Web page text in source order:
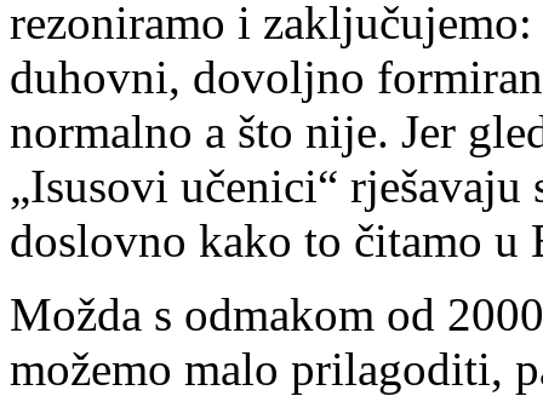
rezoniramo i
duhovni, dovoljno
normalno a što nije. Jer
„Isusovi učenici“
doslovno kako to čitamo
Možda s odmakom od
možemo malo prilagoditi,